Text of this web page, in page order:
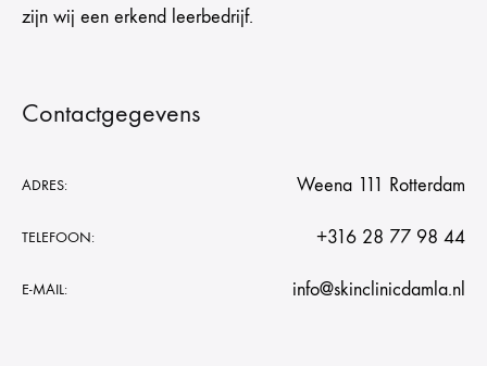
zijn wij een erkend leerbedrijf.
Contactgegevens
ADRES: Weena 111 Rotterdam
TELEFOON: +316 28 77 98 44
E-MAIL: info@skinclinicdamla.nl